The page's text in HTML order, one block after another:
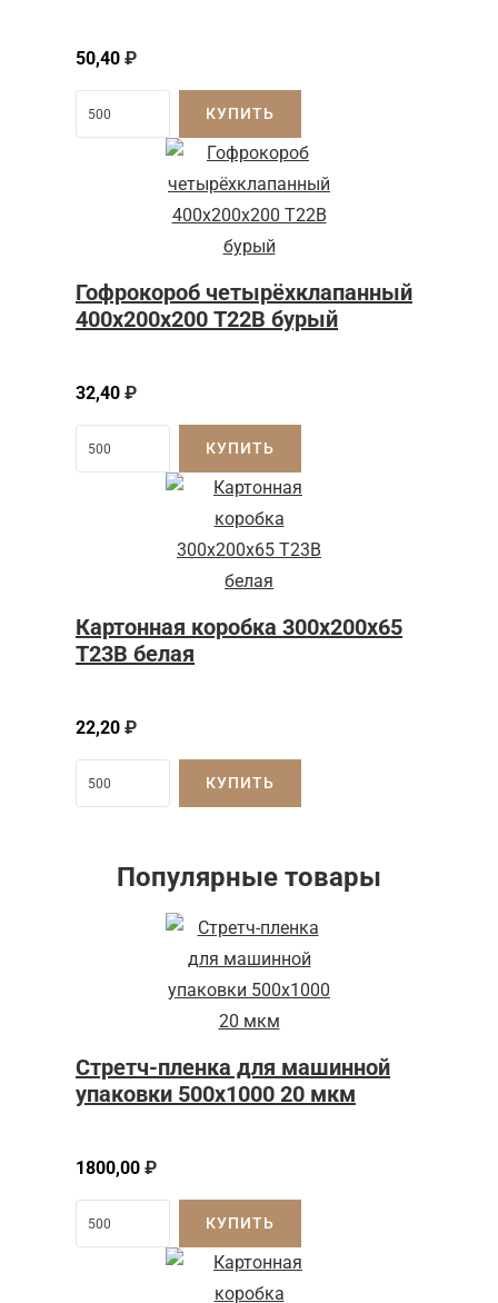
50,40 ₽
КУПИТЬ
Гофрокороб четырёхклапанный
400х200х200 Т22В бурый
32,40 ₽
КУПИТЬ
Картонная коробка 300x200x65
Т23B белая
22,20 ₽
КУПИТЬ
Популярные товары
Стретч-пленка для машинной
упаковки 500х1000 20 мкм
1800,00 ₽
КУПИТЬ